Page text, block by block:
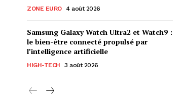
ZONE EURO 4 août 2026
Samsung Galaxy Watch Ultra2 et Watch9 :
le bien-être connecté propulsé par
l’intelligence artificielle
HIGH-TECH 3 août 2026